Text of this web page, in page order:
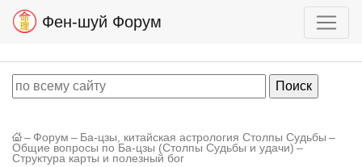
Фен-шуй Форум
– Форум – Ба-цзы, китайская астрология Столпы Судьбы –
Общие вопросы по Ба-цзы (Столпы Судьбы и удачи) –
Структура карты и полезный бог